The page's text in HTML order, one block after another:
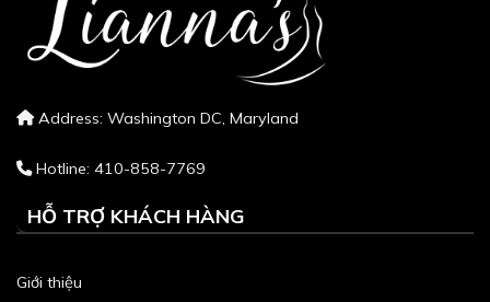
Address: Washington DC, Maryland
Hotline: 410-858-7769
HỖ TRỢ KHÁCH HÀNG
Giới thiệu